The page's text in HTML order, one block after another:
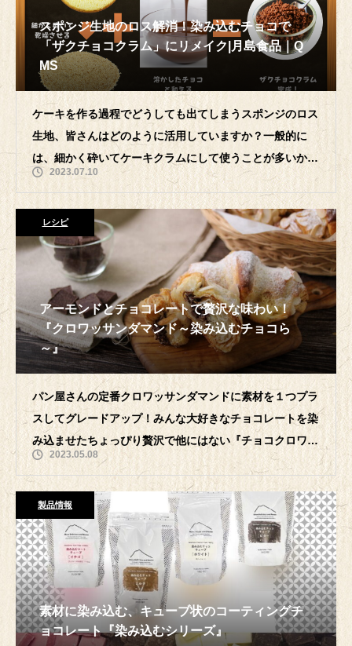
スポンジ生地のロス解消！染み込むチョコで
「ザクチョコクラム」にリメイク|月島食品｜Q
MS
ケーキを作る過程でどうしても出てしまうスポンジのロス
生地、皆さんはどのように活用していますか？一般的に
は、細かく砕いてケーキクラムにして使うことが多いかも
しれませんね。今回は、スポンジ生地を
2023.07.10
レシピ
アーモンドとチョコレートで贅沢な味わい！
『クロワッサンダマンド～染み込むチョコら
～』
パン屋さんの定番クロワッサンダマンドに素材を１つプラ
スしてグレードアップ！みんな大好きなチョコレートを染
み込ませたちょっぴり贅沢で他にはない『チョコクロワッ
サンダマンド～染み込むチョコら～』を
2023.05.08
製品情報
素材に染み込む、キューブ状のコーティングチ
ョコレート『染み込むシリーズ』